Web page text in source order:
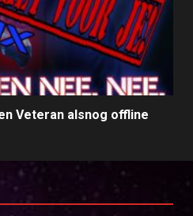
Veteran alsnog offline